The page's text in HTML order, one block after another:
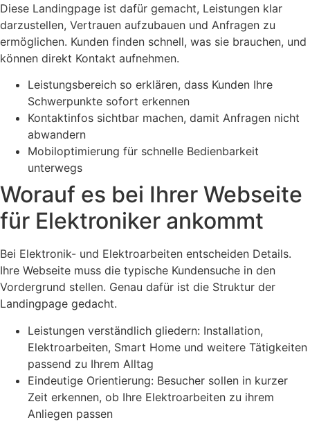
Diese Landingpage ist dafür gemacht, Leistungen klar
darzustellen, Vertrauen aufzubauen und Anfragen zu
ermöglichen. Kunden finden schnell, was sie brauchen, und
können direkt Kontakt aufnehmen.
Leistungsbereich so erklären, dass Kunden Ihre
Schwerpunkte sofort erkennen
Kontaktinfos sichtbar machen, damit Anfragen nicht
abwandern
Mobiloptimierung für schnelle Bedienbarkeit
unterwegs
Worauf es bei Ihrer Webseite
für Elektroniker ankommt
Bei Elektronik- und Elektroarbeiten entscheiden Details.
Ihre Webseite muss die typische Kundensuche in den
Vordergrund stellen. Genau dafür ist die Struktur der
Landingpage gedacht.
Leistungen verständlich gliedern: Installation,
Elektroarbeiten, Smart Home und weitere Tätigkeiten
passend zu Ihrem Alltag
Eindeutige Orientierung: Besucher sollen in kurzer
Zeit erkennen, ob Ihre Elektroarbeiten zu ihrem
Anliegen passen